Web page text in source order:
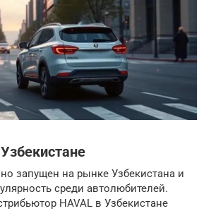
запущен на рынке Узбекистана и
среди автолюбителей.
HAVAL в Узбекистане